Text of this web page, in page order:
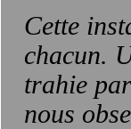
Cette
chacun.
trahie
nous